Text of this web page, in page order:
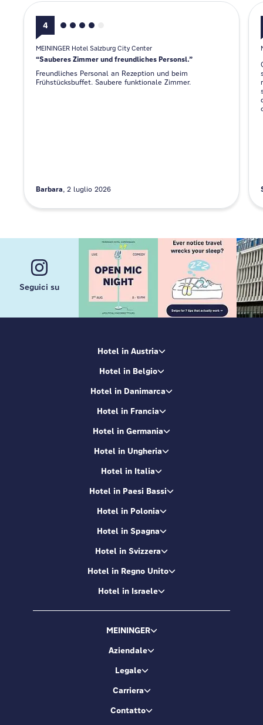
4
MEININGER Hotel Salzburg City Center
Sauberes Zimmer und freundliches Personsl.
Freundliches Personal an Rezeption und beim
Frühstücksbuffet. Saubere funktionale Zimmer.
Barbara 2 luglio 2026
Seguici su
Hotel in Austria
Hotel in Belgio
Hotel in Danimarca
Hotel in Francia
Hotel in Germania
Hotel in Ungheria
Hotel in Italia
Hotel in Paesi Bassi
Hotel in Polonia
Hotel in Spagna
Hotel in Svizzera
Hotel in Regno Unito
Hotel in Israele
MEININGER
Aziendale
Legale
Carriera
Contatto